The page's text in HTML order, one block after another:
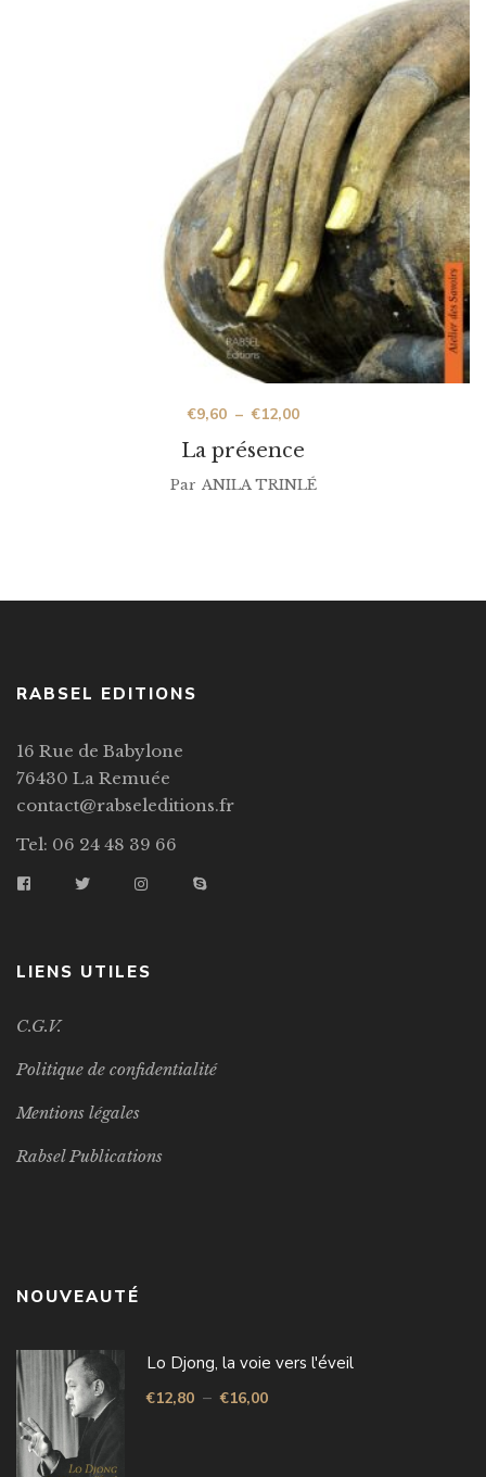
La présence
€9,60 – €12,00
Par ANILA TRINLÉ
RABSEL EDITIONS
16 Rue de Babylone
76430 La Remuée
contact@rabseleditions.fr
Tel: 06 24 48 39 66
LIENS UTILES
C.G.V.
Politique de confidentialité
Mentions légales
Rabsel Publications
NOUVEAUTÉ
Lo Djong, la voie vers l'éveil
€12,80 – €16,00